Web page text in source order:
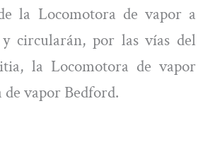
la Locomotora de vapor a
y circularán, por las vías del
la Locomotora de vapor
vapor Bedford.